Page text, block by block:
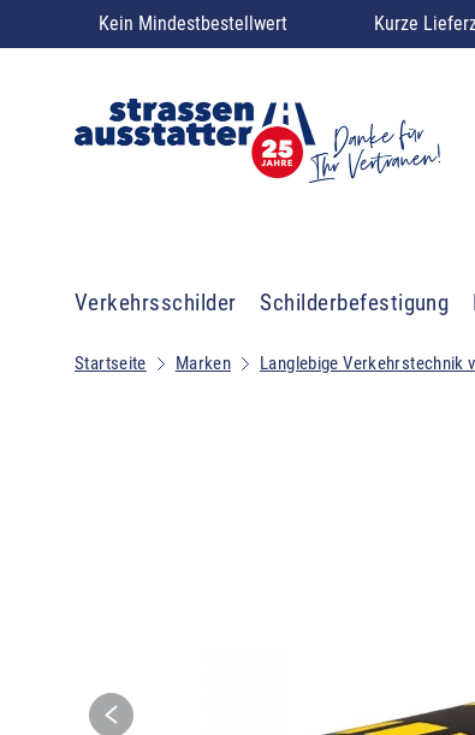
Kein Mindestbestellwert Kurze
Verkehrsschilder Schilderbefestigung
Startseite Marken Langlebige Verkehrstechnik